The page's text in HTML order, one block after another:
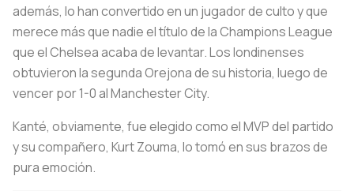
además, lo han convertido en un jugador de culto y que
merece más que nadie el título de la Champions League
que el Chelsea acaba de levantar. Los londinenses
obtuvieron la segunda Orejona de su historia, luego de
vencer por 1-0 al Manchester City.
Kanté, obviamente, fue elegido como el MVP del partido
y su compañero, Kurt Zouma, lo tomó en sus brazos de
pura emoción.